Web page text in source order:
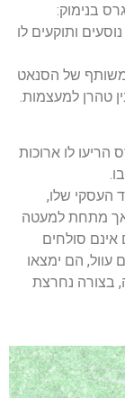
בנימוק:
ותוקעים לו
מושב משותף של הסנאט
טהרן למעצמות.
הריעו לו ארוכות
העסקי שלו,
אך מתחת למעטה
סולחים
עוול, הם ימצאו
בצורה נחרצת